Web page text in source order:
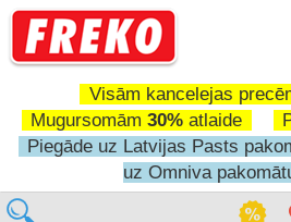
Visām kancelejas
Mugursomām 30% atlaide
Piegāde uz Latvijas Pasts
uz Omniva